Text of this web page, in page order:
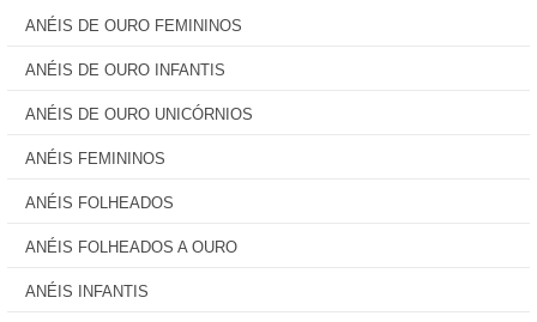
ANÉIS DE OURO FEMININOS
ANÉIS DE OURO INFANTIS
ANÉIS DE OURO UNICÓRNIOS
ANÉIS FEMININOS
ANÉIS FOLHEADOS
ANÉIS FOLHEADOS A OURO
ANÉIS INFANTIS